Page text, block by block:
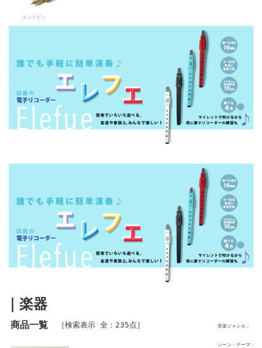
エンドピン
｜楽器
音楽ジャンル：
シーン・テーマ：
商品一覧 ［検索表示 全：235点］